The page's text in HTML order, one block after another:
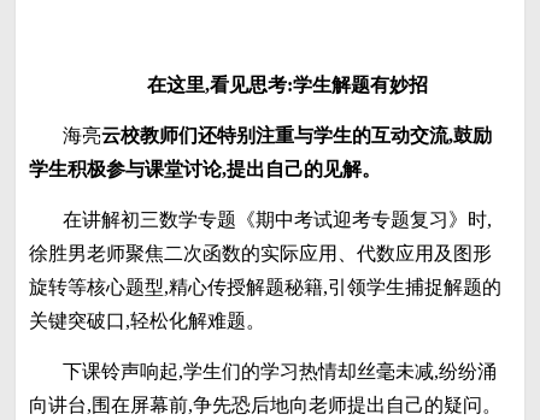
在这里,看见思考:学生解题有妙招
海亮云校教师们还特别注重与学生的互动交流,鼓励
学生积极参与课堂讨论,提出自己的见解。
在讲解初三数学专题《期中考试迎考专题复习》时,
徐胜男老师聚焦二次函数的实际应用、代数应用及图形
旋转等核心题型,精心传授解题秘籍,引领学生捕捉解题的
关键突破口,轻松化解难题。
下课铃声响起,学生们的学习热情却丝毫未减,纷纷涌
向讲台,围在屏幕前,争先恐后地向老师提出自己的疑问。